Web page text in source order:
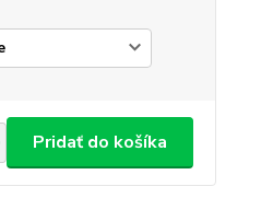
Pridať do košíka